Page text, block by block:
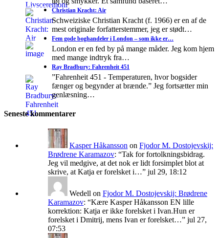
Christian Kracht: Air
Schweiziske Christian Kracht (f. 1966) er en af de
mest originale forfatterstemmer, jeg er stødt…
Fem gode boghandeler i London – som ikke er…
London er en fed by på mange måder. Jeg kom hjem
med mange indtryk fra…
Ray Bradbury: Fahrenheit 451
”Fahrenheit 451 - Temperaturen, hvor bogsider
fænger og begynder at brænde.” Jeg fortsætter min
genlæsning…
Seneste kommentarer
Kasper Håkansson on Fjodor M. Dostojevskij:
Brødrene Karamazov: “Tak for fortolkningsbidrag.
Jeg vil medgive, at det nok er lidt forsimplet blot at
skrive, at Katja er forelsket i…” jul 29, 18:12
Wedell on Fjodor M. Dostojevskij: Brødrene
Karamazov: “Kære Kasper Håkansson EN lille
korrektion: Katja er ikke forelsket i Ivan.Hun er
forelsket i Dmitrij, mens Ivan er forelsket…” jul 27,
07:53